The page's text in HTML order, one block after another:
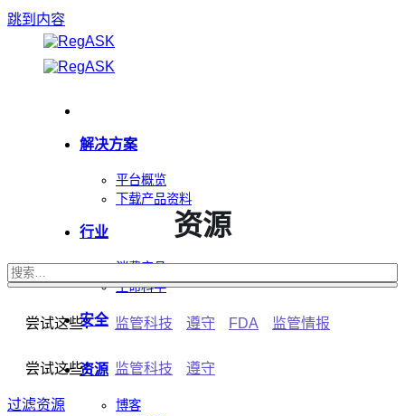
跳到内容
解决方案
平台概览
下载产品资料
行业
消费产品
生命科学
安全
资源
博客
资源
尝试这些： 监管科技 遵守 FDA 监管情报
尝试这些： 监管科技 遵守
过滤资源